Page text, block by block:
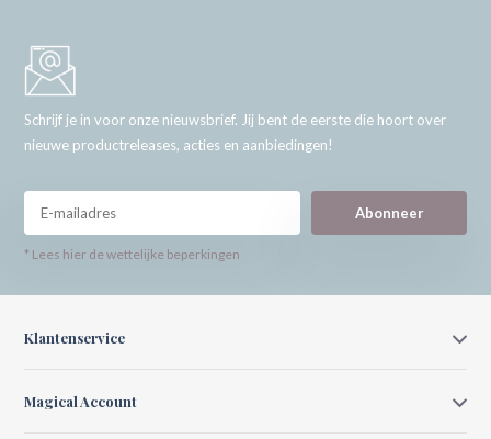
Schrijf je in voor onze nieuwsbrief. Jij bent de eerste die hoort over
nieuwe productreleases, acties en aanbiedingen!
Abonneer
* Lees hier de wettelijke beperkingen
Klantenservice
Magical Account